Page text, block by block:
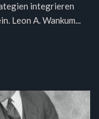
integrieren
Leon A. Wankum...